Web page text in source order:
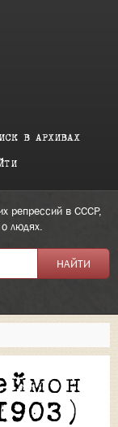
В АРХИВАХ
репрессий в СССР,
людях.